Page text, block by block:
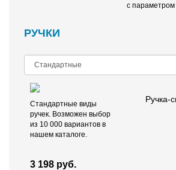
с параметром
РУЧКИ
Стандартные виды
ручек. Возможен выбор
из 10 000 вариантов в
нашем каталоге.
Ручка-
3 198 руб.